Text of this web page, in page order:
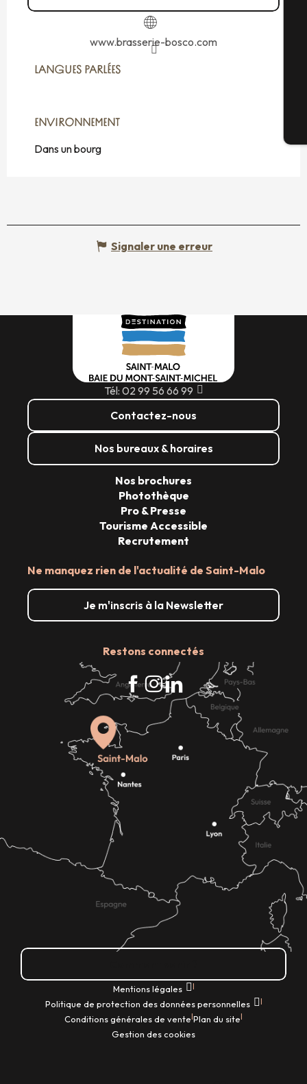
www.brasserie-bosco.com
LANGUES PARLÉES
LANGUES PARLÉES
ENVIRONNEMENT
ENVIRONNEMENT
Dans un bourg
Signaler une erreur
Tél: 02 99 56 66 99
Contactez-nous
Nos bureaux & horaires
Ne manquez rien de l'actualité de Saint-Malo
Je m'inscris à la Newsletter
Restons connectés
Nos brochures
Photothèque
Pro & Presse
Tourisme Accessible
Recrutement
Mentions légales |
Politique de protection des données personnelles |
Conditions générales de vente|Plan du site|
Gestion des cookies